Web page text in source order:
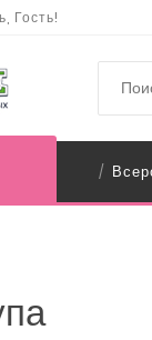
Гость!
/